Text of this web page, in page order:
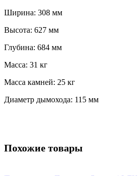
Ширина: 308 мм
Высота: 627 мм
Глубина: 684 мм
Масса: 31 кг
Масса камней: 25 кг
Диаметр дымохода: 115 мм
Похожие товары